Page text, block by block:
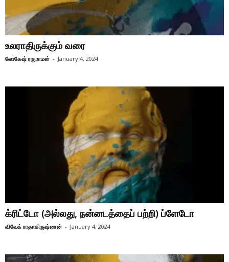
உலராதிருக்கும் வரை
லோகேஷ் ரகுராமன் - January 4, 2024
க்ரிட்டோ (அல்லது, நன்னடத்தைப் பற்றி) ப்ளேடோ
விவேக் ராதாகிருஷ்ணன் - January 4, 2024